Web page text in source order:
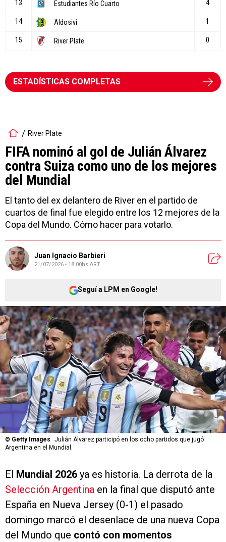
ESTADÍSTICAS COMPLETAS
River Plate
FIFA nominó al gol de Julián Álvarez
contra Suiza como uno de los mejores
del Mundial
El tanto del ex delantero de River en el partido de
cuartos de final fue elegido entre los 12 mejores de la
Copa del Mundo. Cómo hacer para votarlo.
Juan Ignacio Barbieri
21/07/2026 - 18:00hs ART
Seguí a LPM en Google!
© Getty Images
Julián Álvarez participó en los ocho partidos que jugó
Argentina en el Mundial.
El Mundial 2026 ya es historia. La derrota de la
Selección Argentina en la final que disputó ante
España en Nueva Jersey (0-1) el pasado
domingo marcó el desenlace de una nueva Copa
del Mundo que contó con momentos